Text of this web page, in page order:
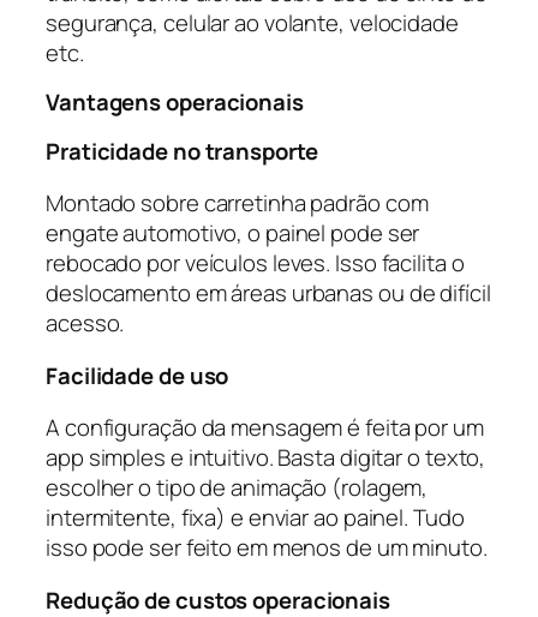
segurança, celular ao volante, velocidade
etc.
Vantagens operacionais
Praticidade no transporte
Montado sobre carretinha padrão com
engate automotivo, o painel pode ser
rebocado por veículos leves. Isso facilita o
deslocamento em áreas urbanas ou de difícil
acesso.
Facilidade de uso
A configuração da mensagem é feita por um
app simples e intuitivo. Basta digitar o texto,
escolher o tipo de animação (rolagem,
intermitente, fixa) e enviar ao painel. Tudo
isso pode ser feito em menos de um minuto.
Redução de custos operacionais